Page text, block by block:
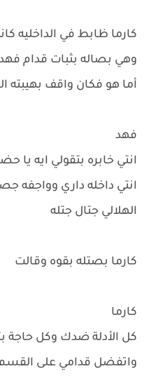
كارما ظابط في الداخليه
وهي بصاله بثبات قدام فهد
أما هو فكان واقف بهيبته
فهد
انتي خابره بتقولي ايه يا
انتي داخله داري وواجفه
الهلالي جتال جتله
كارما بصتله بقوه وقالت
كارما
كل الأدلة ضدك وكل حاجة
واتفضل قدامي على